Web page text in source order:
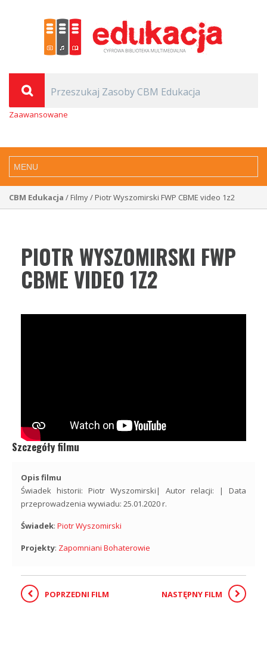
Zaawansowane
CBM Edukacja / Filmy / Piotr Wyszomirski FWP CBME video 1z2
PIOTR WYSZOMIRSKI FWP
CBME VIDEO 1Z2
Szczegóły filmu
Opis filmu
Świadek historii: Piotr Wyszomirski| Autor relacji: | Data
przeprowadzenia wywiadu: 25.01.2020 r.
Świadek: Piotr Wyszomirski
Projekty: Zapomniani Bohaterowie
POPRZEDNI FILM NASTĘPNY FILM